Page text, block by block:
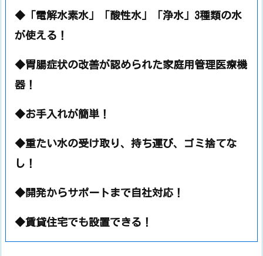
◆「電解水素水」「酸性水」「浄水」3種類の水
が使える！
◆胃腸症状の改善が認められた家庭用管理医療機
器！
◆お手入れが簡単！
◆重たい水の受け取り、持ち運び、ゴミ捨てな
し！
◆開発からサポートまで自社対応！
◆賃貸住宅でも設置できる！